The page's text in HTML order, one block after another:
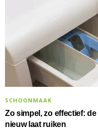
SCHOONMAAK
Zo simpel, zo effectief:
nieuw laat ruiken